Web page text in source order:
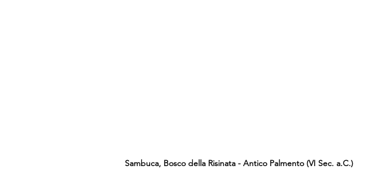
Sambuca, Bosco della Risinata - Antico Palmento (VI Sec. a.C.)